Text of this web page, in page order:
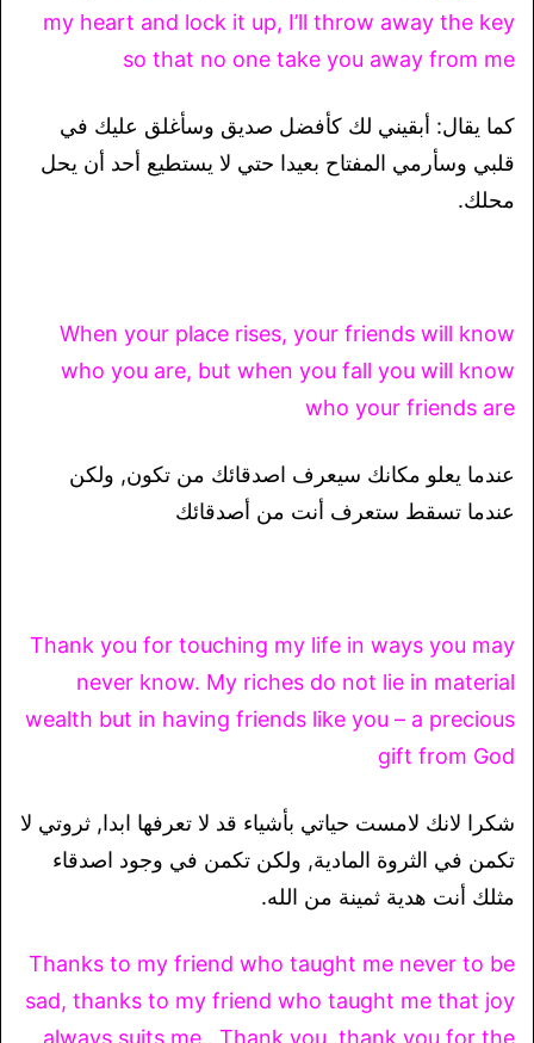
my heart and lock it up, I’ll throw away the key
so that no one take you away from me
كما يقال: أبقيني لك كأفضل صديق وسأغلق عليك في
قلبي وسأرمي المفتاح بعيدا حتي لا يستطيع أحد أن يحل
محلك.
When your place rises, your friends will know
who you are, but when you fall you will know
who your friends are
عندما يعلو مكانك سيعرف اصدقائك من تكون, ولكن
عندما تسقط ستعرف أنت من أصدقائك
Thank you for touching my life in ways you may
never know. My riches do not lie in material
wealth but in having friends like you – a precious
gift from God
شكرا لانك لامست حياتي بأشياء قد لا تعرفها ابدا, ثروتي لا
تكمن في الثروة المادية, ولكن تكمن في وجود اصدقاء
مثلك أنت هدية ثمينة من الله.
Thanks to my friend who taught me never to be
sad, thanks to my friend who taught me that joy
always suits me.. Thank you, thank you for the